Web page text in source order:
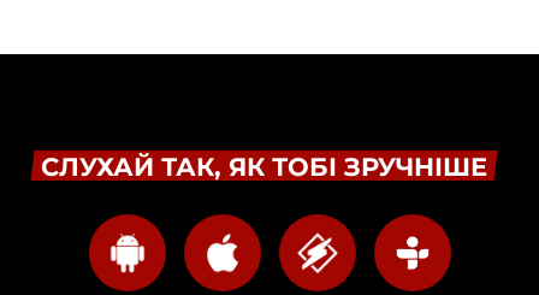
СЛУХАЙ ТАК, ЯК ТОБІ ЗРУЧНІШЕ